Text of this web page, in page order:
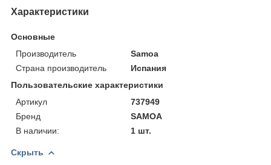
Характеристики
Основные
Производитель
Samoa
Страна производитель
Испания
Пользовательские характеристики
Артикул
737949
Бренд
SAMOA
В наличии:
1 шт.
Скрыть